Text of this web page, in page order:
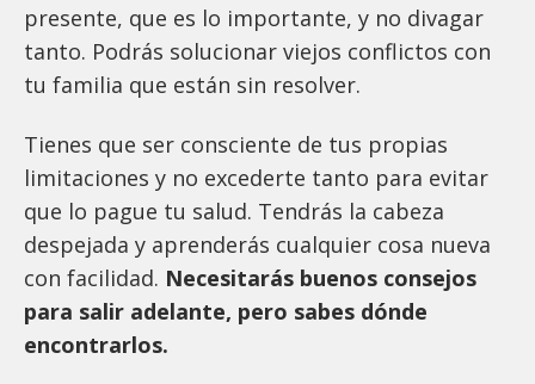
presente, que es lo importante, y no divagar
tanto. Podrás solucionar viejos conflictos con
tu familia que están sin resolver.
Tienes que ser consciente de tus propias
limitaciones y no excederte tanto para evitar
que lo pague tu salud. Tendrás la cabeza
despejada y aprenderás cualquier cosa nueva
con facilidad. Necesitarás buenos consejos
para salir adelante, pero sabes dónde
encontrarlos.